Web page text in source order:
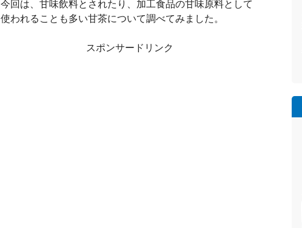
今回は、甘味飲料とされたり、加工食品の甘味原料として
使われることも多い甘茶について調べてみました。
スポンサードリンク